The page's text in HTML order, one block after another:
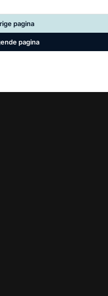
pagina
pagina